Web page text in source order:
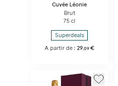
Cuvée Léonie
Brut
75 cl
Superdeals
A partir de :29,09 €